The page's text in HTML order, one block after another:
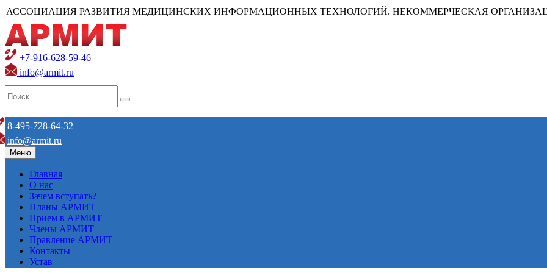
АССОЦИАЦИЯ РАЗВИТИЯ МЕДИЦИНСКИХ ИНФОРМАЦИОННЫХ ТЕХНОЛОГИЙ. НЕКОММЕРЧЕСКАЯ
+7-916-628-59-46
info@armit.ru
8-495-728-64-32
info@armit.ru
Меню
Главная
О нас
Зачем вступать?
Планы АРМИТ
Прием в АРМИТ
Члены АРМИТ
Правление АРМИТ
Контакты
Устав